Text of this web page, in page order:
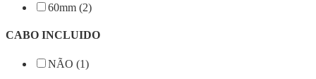
60mm (2)
CABO INCLUIDO
NÃO (1)